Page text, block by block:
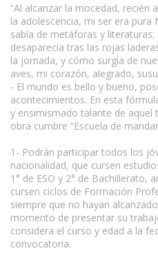
“Al alcanzar la mocedad, recién
la adolescencia, mi ser era
sabía de metáforas y
desaparecía tras las rojas
la jornada, y cómo surgía de
aves, mi corazón, alegrado,
- El mundo es bello y bueno,
acontecimientos. En esta
y ensimismado talante de aquel
obra cumbre “Escuela de
1- Podrán participar todos los
nacionalidad, que cursen
1° de ESO y 2° de Bachillerato,
cursen ciclos de Formación
siempre que no hayan
momento de presentar su
considera el curso y edad a la
convocatoria.